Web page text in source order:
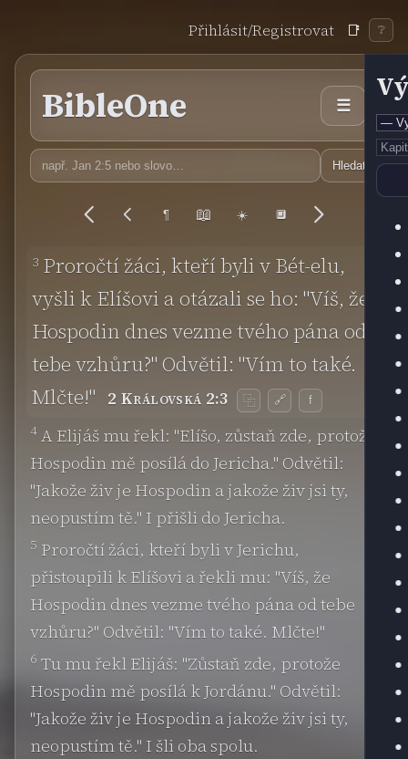
Přihlásit/Registrovat 📑 ❔
BibleOne ☰
Hledat
¶ 📖 ☀️ 🔲
3 Proročtí žáci, kteří byli v Bét-elu,
vyšli k Elíšovi a otázali se ho: "Víš, že
Hospodin dnes vezme tvého pána od
tebe vzhůru?" Odvětil: "Vím to také.
Mlčte!" 2 Královská 2:3 ⿻ 🔗 f
4 A Elijáš mu řekl: "Elíšo, zůstaň zde, protože
Hospodin mě posílá do Jericha." Odvětil:
"Jakože živ je Hospodin a jakože živ jsi ty,
neopustím tě." I přišli do Jericha.
5 Proročtí žáci, kteří byli v Jerichu,
přistoupili k Elíšovi a řekli mu: "Víš, že
Hospodin dnes vezme tvého pána od tebe
vzhůru?" Odvětil: "Vím to také. Mlčte!"
6 Tu mu řekl Elijáš: "Zůstaň zde, protože
Hospodin mě posílá k Jordánu." Odvětil:
"Jakože živ je Hospodin a jakože živ jsi ty,
neopustím tě." I šli oba spolu.